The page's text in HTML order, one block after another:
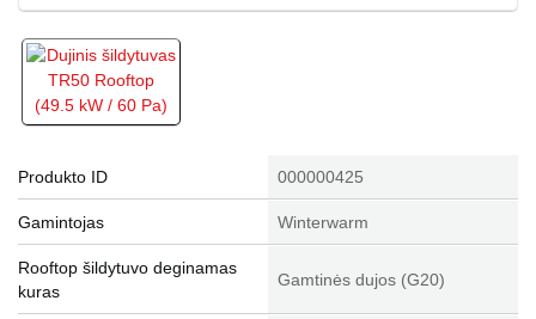
Produkto ID 000000425
Gamintojas Winterwarm
Rooftop šildytuvo deginamas
kuras
Gamtinės dujos (G20)